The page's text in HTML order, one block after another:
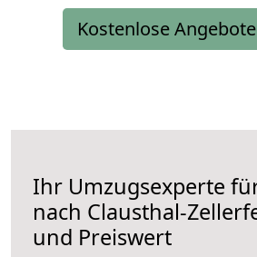
Kostenlose
Ihr Umzugsexperte
nach Clausthal-
und Preiswert